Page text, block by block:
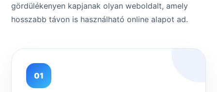
gördülékenyen kapjanak olyan weboldalt, amely
hosszabb távon is használható online alapot ad.
01